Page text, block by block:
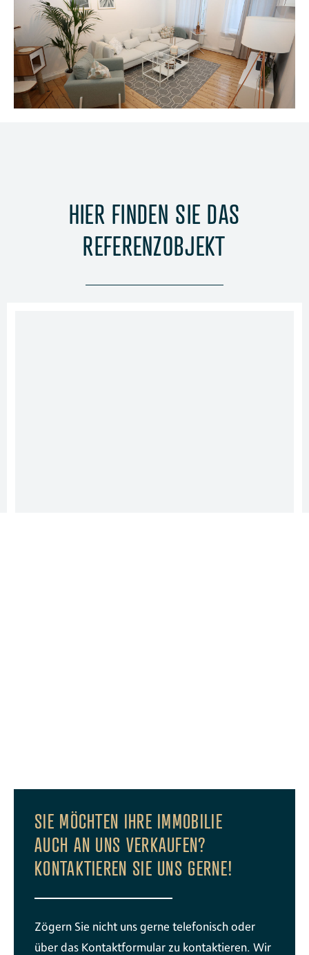
HIER FINDEN SIE DAS
REFERENZOBJEKT
SIE MÖCHTEN IHRE IMMOBILIE
AUCH AN UNS VERKAUFEN?
KONTAKTIEREN SIE UNS GERNE!
Zögern Sie nicht uns gerne telefonisch oder
über das Kontaktformular zu kontaktieren. Wir